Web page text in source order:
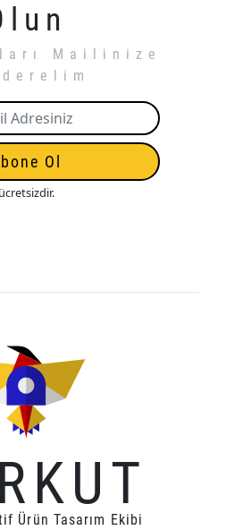
Mailinize
Ol
ücretsizdir.
Ürün Tasarım Ekibi